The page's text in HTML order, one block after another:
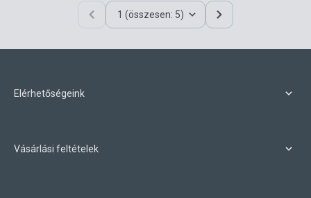
1 (összesen: 5)
Elérhetőségeink
Vásárlási feltételek